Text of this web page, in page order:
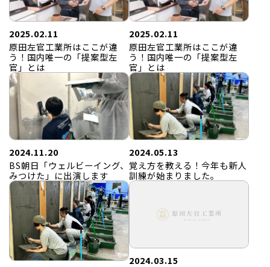
2025.02.11
原田左官工業所はここが違
う！国内唯一の「提案型左
官」とは
2025.02.11
原田左官工業所はここが違
う！国内唯一の「提案型左
官」とは
2024.11.20
BS朝日「ウェルビーイング、
みつけた」に出演します
2024.05.13
覚え方を教える！今年も新人
訓練が始まりました。
2024.03.15